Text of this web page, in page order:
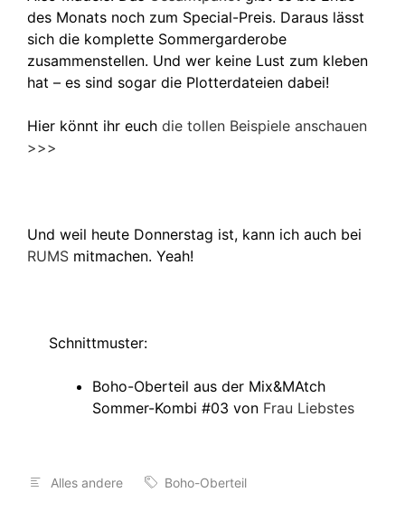
des Monats noch zum Special-Preis. Daraus lässt
sich die komplette Sommergarderobe
zusammenstellen. Und wer keine Lust zum kleben
hat – es sind sogar die Plotterdateien dabei!
Hier könnt ihr euch die tollen Beispiele anschauen
>>>
Und weil heute Donnerstag ist, kann ich auch bei
RUMS mitmachen. Yeah!
Schnittmuster:
Boho-Oberteil aus der Mix&MAtch
Sommer-Kombi #03 von Frau Liebstes
Alles andere Boho-Oberteil